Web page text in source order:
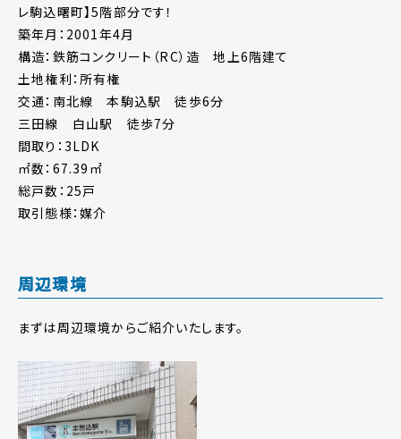
レ駒込曙町】5階部分です！
築年月：2001年4月
構造：鉄筋コンクリート（RC）造 地上6階建て
土地権利：所有権
交通：南北線 本駒込駅 徒歩6分
三田線 白山駅 徒歩7分
間取り：3LDK
㎡数：67.39㎡
総戸数：25戸
取引態様：媒介
周辺環境
まずは周辺環境からご紹介いたします。